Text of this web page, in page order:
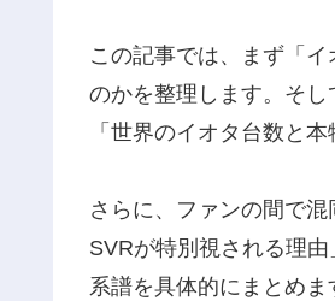
この記事では、まず「
のかを整理します。そし
「世界のイオタ台数と
さらに、ファンの間で
SVRが特別視される理
系譜を具体的にまとめま